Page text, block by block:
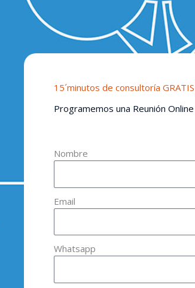
15´minutos de consultoría GRATIS
Programemos una Reunión Online
Nombre
Email
Whatsapp